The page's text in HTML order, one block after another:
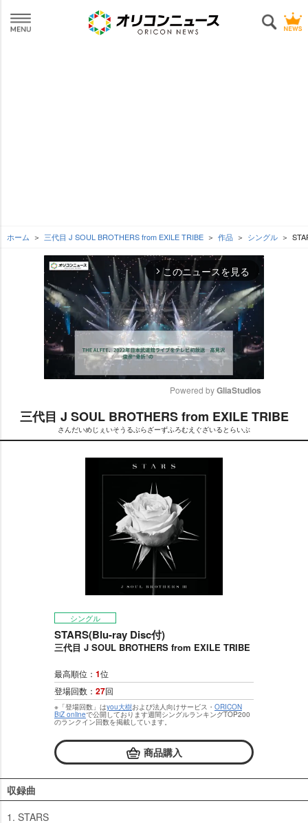
ホーム 三代目 J SOUL BROTHERS from EXILE TRIBE 作品 シングル
arrow_forward_ios このニュースを見る
M
u
t
e
Powered by GliaStudios
三代目 J SOUL BROTHERS from EXILE TRIBE
さんだいめじぇいそうるぶらざーずふろむえぐざいるとらいぶ
シングル
STARS(Blu-ray Disc付)
三代目 J SOUL BROTHERS from EXILE TRIBE
最高順位： 1位
登場回数： 27回
※「登場回数」はyou大樹および法人向けサービス・ ORICON
BiZ onlineで公開しております週間シングルランキングTOP200
のランクイン回数を掲載しています。
商品購入
収録曲
1. STARS